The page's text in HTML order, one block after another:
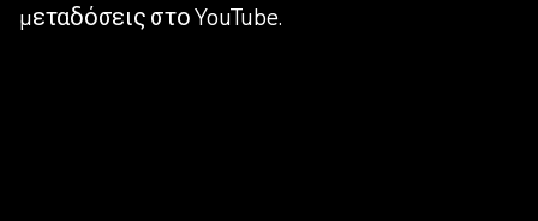
μεταδόσεις στο YouTube.